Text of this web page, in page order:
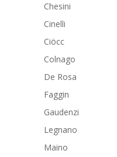
Chesini
Cinelli
Ciöcc
Colnago
De Rosa
Faggin
Gaudenzi
Legnano
Maino